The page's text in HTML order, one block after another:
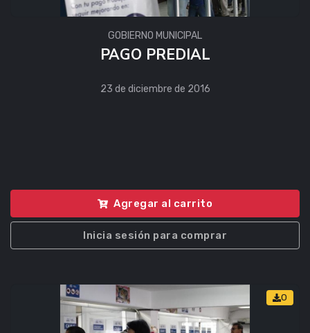
GOBIERNO MUNICIPAL
PAGO PREDIAL
23 de diciembre de 2016
Agregar al carrito
Inicia sesión para comprar
0